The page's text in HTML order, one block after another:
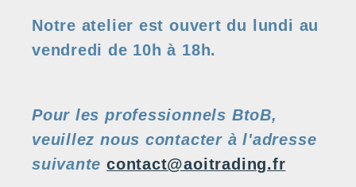
Notre atelier est ouvert du lundi au
vendredi de 10h à 18h.
Pour les professionnels BtoB,
veuillez nous contacter à l'adresse
suivantecontact@aoitrading.fr